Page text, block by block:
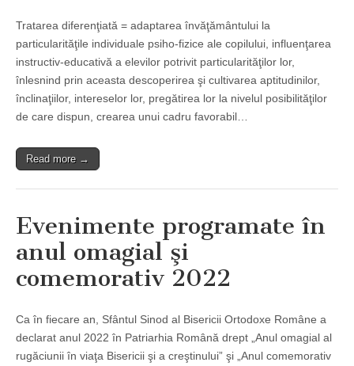
Tratarea diferenţiată = adaptarea învăţământului la
particularităţile individuale psiho-fizice ale copilului, influenţarea
ins­tructiv-educativă a elevilor potrivit particularităţilor lor,
înlesnind prin aceasta descoperirea şi cultivarea aptitudinilor,
înclinaţiilor, intereselor lor, pregătirea lor la nivelul posibilităţilor
de care dispun, crearea unui cadru favorabil…
Read more →
Evenimente programate în
anul omagial şi
comemorativ 2022
Ca în fiecare an, Sfântul Sinod al Bisericii Ortodoxe Române a
declarat anul 2022 în Patriarhia Română drept „Anul omagial al
rugăciunii în viaţa Bisericii şi a creştinului” şi „Anul comemorativ